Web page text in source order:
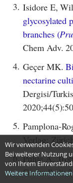
3. Isidore E,
glycosylated
branches (
Chem Adv.
4. Geçer MK.
nectarine
Dergisi/
5. Pamplona-
Verlag:
6. Puhle A,
Gesundheit:
Wir verwenden
Bei weiterer Nutzung
von Ihrem
Weitere Informationen